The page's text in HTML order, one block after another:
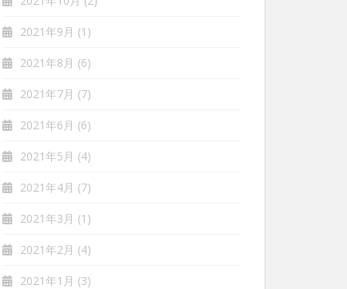
2021年9月 (1)
2021年8月 (6)
2021年7月 (7)
2021年6月 (6)
2021年5月 (4)
2021年4月 (7)
2021年3月 (1)
2021年2月 (4)
2021年1月 (3)